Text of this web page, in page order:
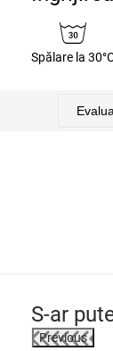
Spălare la
S-ar
Previous